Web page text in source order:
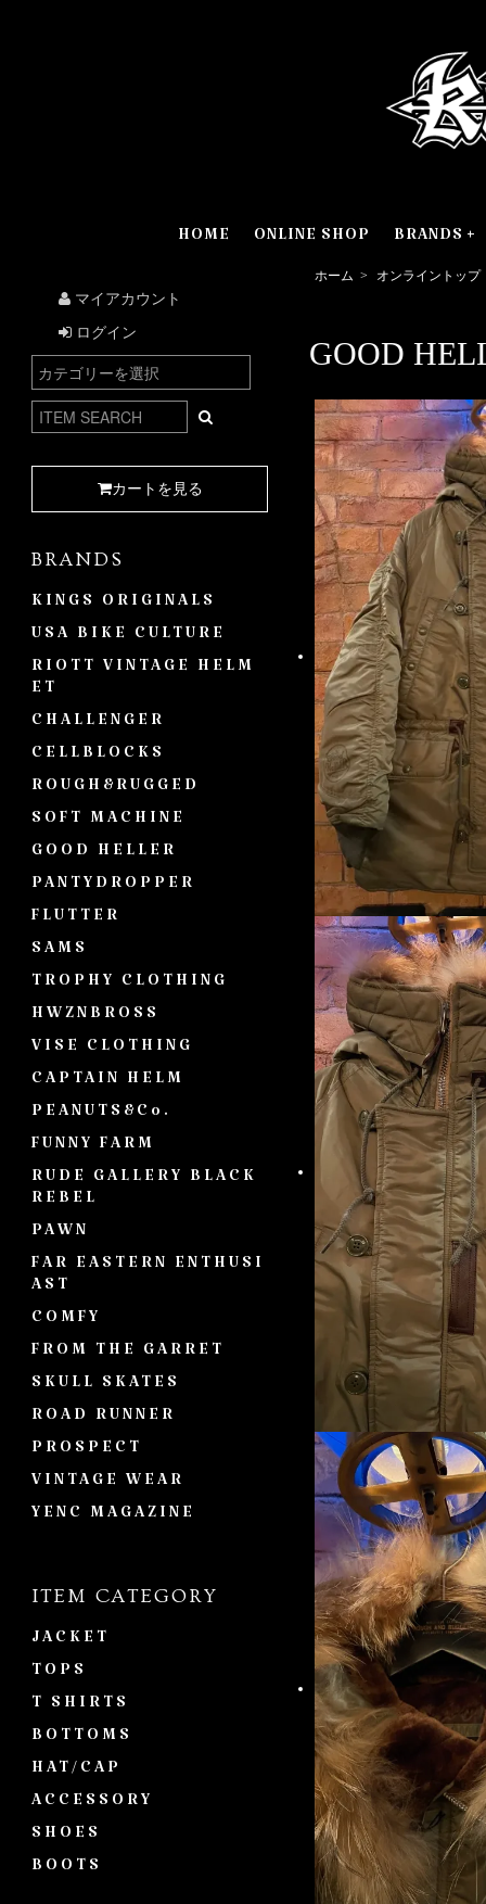
HOME ONLINE SHOP BRANDS
ホーム > オンライントップ
GOOD
マイアカウント
ログイン
カートを見る
BRANDS
KINGS ORIGINALS
USA BIKE CULTURE
RIOTT VINTAGE HELM
ET
CHALLENGER
CELLBLOCKS
ROUGH&RUGGED
SOFT MACHINE
GOOD HELLER
PANTYDROPPER
FLUTTER
SAMS
TROPHY CLOTHING
HWZNBROSS
VISE CLOTHING
CAPTAIN HELM
PEANUTS&Co.
FUNNY FARM
RUDE GALLERY BLACK
REBEL
PAWN
FAR EASTERN ENTHUSI
AST
COMFY
FROM THE GARRET
SKULL SKATES
ROAD RUNNER
PROSPECT
VINTAGE WEAR
YENC MAGAZINE
ITEM CATEGORY
JACKET
TOPS
T SHIRTS
BOTTOMS
HAT/CAP
ACCESSORY
SHOES
BOOTS